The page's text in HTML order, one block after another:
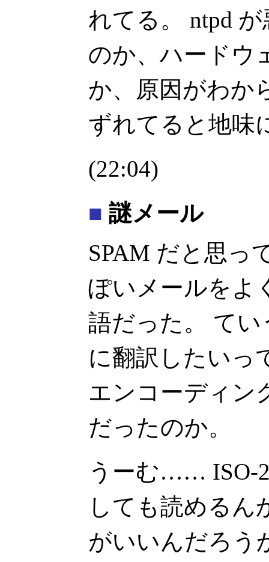
れてる。 ntpd
のか、ハードウ
か、原因がわか
ずれてると地味
(22:04)
■ 謎メール
SPAM だと思っ
ぽいメールをよ
語だった。 てい
に翻訳したいっ
エンコーディン
だったのか。
うーむ…… ISO-
しても読めるん
がいいんだろう